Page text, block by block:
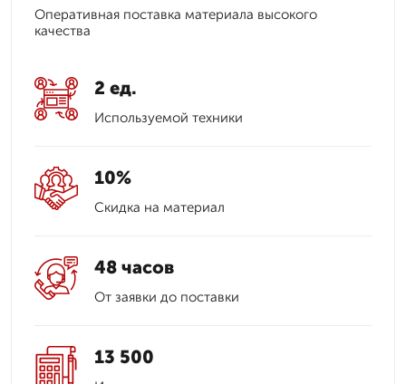
Оперативная поставка материала высокого
качества
2 ед.
Используемой техники
10%
Скидка на материал
48 часов
От заявки до поставки
13 500